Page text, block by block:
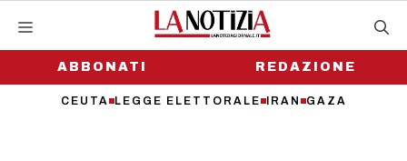
contenutoABBONATI
CEUTA LEGGE ELETTORALE IRAN GAZA
REDAZIONE